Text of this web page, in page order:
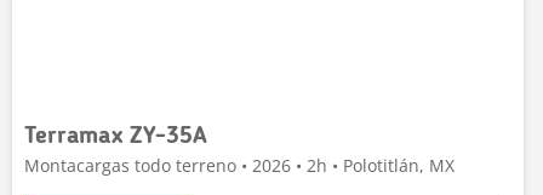
Terramax ZY-35A
Montacargas todo terreno • 2026 • 2h • Polotitlán, MX